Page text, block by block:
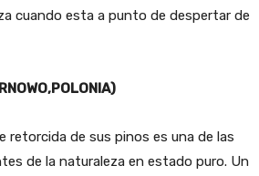
cuando esta a punto de despertar de
retorcida de sus pinos es una de las
de la naturaleza en estado puro. Un